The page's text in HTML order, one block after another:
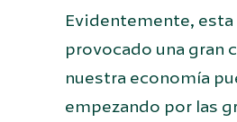
Evidentemente,
provocado una gran
nuestra economía
empezando por las